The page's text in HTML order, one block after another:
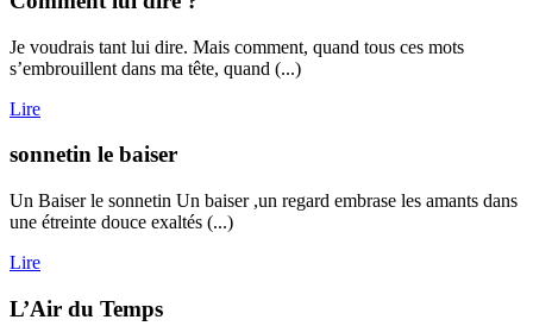
Je voudrais tant lui dire. Mais comment, quand tous ces mots
s’embrouillent dans ma tête, quand (...)
Lire
sonnetin le baiser
Un Baiser le sonnetin Un baiser ,un regard embrase les amants dans
une étreinte douce exaltés (...)
Lire
L’Air du Temps